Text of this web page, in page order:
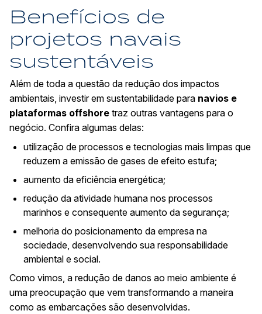
Benefícios de
projetos navais
sustentáveis
Além de toda a questão da redução dos impactos
ambientais, investir em sustentabilidade para navios e
plataformas offshore traz outras vantagens para o
negócio. Confira algumas delas:
utilização de processos e tecnologias mais limpas que
reduzem a emissão de gases de efeito estufa;
aumento da eficiência energética;
redução da atividade humana nos processos
marinhos e consequente aumento da segurança;
melhoria do posicionamento da empresa na
sociedade, desenvolvendo sua responsabilidade
ambiental e social.
Como vimos, a redução de danos ao meio ambiente é
uma preocupação que vem transformando a maneira
como as embarcações são desenvolvidas.